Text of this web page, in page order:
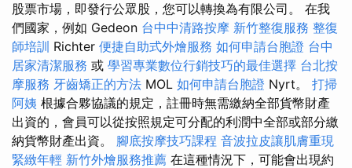
股票市場，即發行公眾股，您可以轉換為有限公司。 在我
們國家，例如 Gedeon 台中中清路按摩 新竹整復服務 整復
師培訓 Richter 便捷自助式外燴服務 如何申請台胞證 台中
居家清潔服務 或 學習專業數位行銷技巧的最佳選擇 台北按
摩服務 牙齒矯正的方法 MOL 如何申請台胞證 Nyrt。 打掃
阿姨 根據合夥協議的規定，註冊時無需繳納全部貨幣財產
出資的，會員可以從按照規定可分配的利潤中全部或部分繳
納貨幣財產出資。 腳底按摩技巧課程 音波拉皮讓肌膚重現
緊緻年輕 新竹外燴服務推薦 在這種情況下，可能會出現約